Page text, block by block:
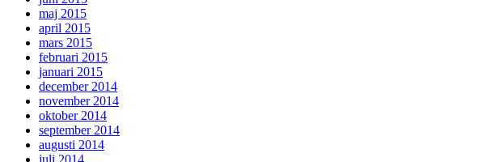
maj 2015
april 2015
mars 2015
februari 2015
januari 2015
december 2014
november 2014
oktober 2014
september 2014
augusti 2014